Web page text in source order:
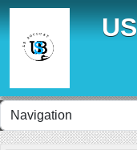
Panneau de gestion